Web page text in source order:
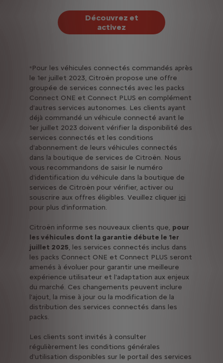
Découvrez et
activez
*Pour les véhicules connectés commandés après
le 1er juillet 2023, Citroën propose une offre
groupée de services connectés avec les packs
Connect ONE et Connect PLUS en complément
d'autres services autonomes. Les clients ayant
déjà commandé un véhicule connecté avant le
1er juillet 2023 doivent vérifier la disponibilité des
services connectés et les conditions
d'abonnement de leurs véhicules connectés
dans la boutique de services de Citroën. Nous
vous recommandons de saisir le numéro
d'identification du véhicule dans la boutique de
services de Citroën pour vérifier, activer ou
souscrire aux offres éligibles. Veuillez cliquer ici
pour plus d'information.
Citroën informe ses nouveaux clients que, pour
les véhicules dont la garantie débute le 1er
juillet 2025, les services connectés inclus dans
les packs Connect ONE et Connect PLUS seront
amenés à évoluer pour garantir une meilleure
expérience utilisateur et l'adaptation aux enjeux
du marché. Ces changements peuvent inclure
l'ajout, la mise à jour ou la modification de la
distribution des services connectés dans les
packs.
Les clients sont invités à consulter
régulièrement les conditions générales
d'utilisation disponibles sur le portail des services